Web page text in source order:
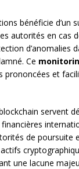
bénéficie d’un
autorités en cas
d’anomalies
Ce
prononcées et
servent
de poursuite
une lacune